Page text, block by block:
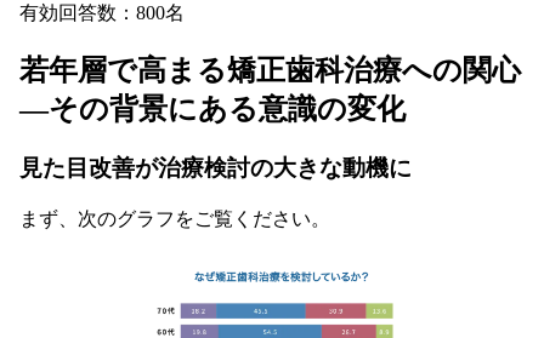
有効回答数：800名
若年層で高まる矯正歯科治療への関心
―その背景にある意識の変化
見た目改善が治療検討の大きな動機に
まず、次のグラフをご覧ください。